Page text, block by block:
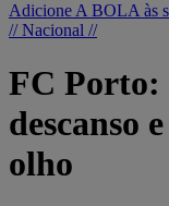
Adicione A BOLA às
// Nacional //
FC Porto:
descanso
olho